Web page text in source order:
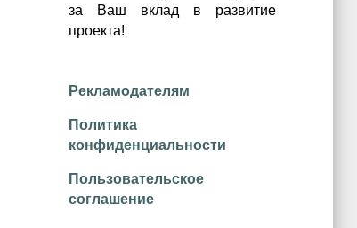
за Ваш вклад в развитие
проекта!
Рекламодателям
Политика
конфиденциальности
Пользовательское
соглашение